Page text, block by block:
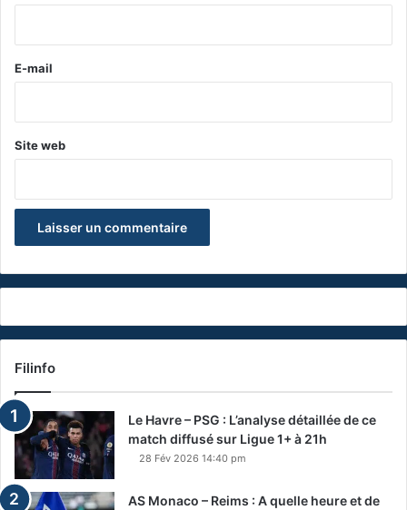
e
E-mail
Site web
Filinfo
Le Havre – PSG : L’analyse détaillée de ce
match diffusé sur Ligue 1+ à 21h
28 Fév 2026 14:40 pm
AS Monaco – Reims : A quelle heure et de